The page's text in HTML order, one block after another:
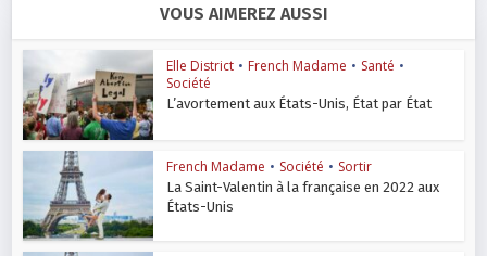
VOUS AIMEREZ AUSSI
Elle District • French Madame • Santé •
Société
L’avortement aux États-Unis, État par État
French Madame • Société • Sortir
La Saint-Valentin à la française en 2022 aux
États-Unis